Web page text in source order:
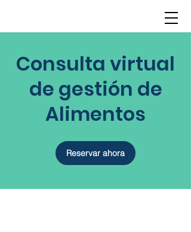
Consulta virtual
de gestión de
Alimentos
Reservar ahora